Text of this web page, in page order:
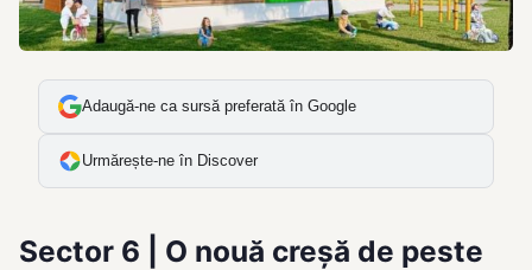
Adaugă-ne ca sursă preferată în Google
Urmărește-ne în Discover
Sector 6 | O nouă creșă de peste